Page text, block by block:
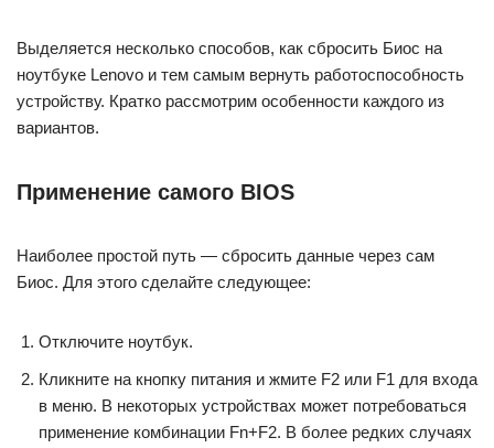
Выделяется несколько способов, как сбросить Биос на
ноутбуке Lenovo и тем самым вернуть работоспособность
устройству. Кратко рассмотрим особенности каждого из
вариантов.
Применение самого BIOS
Наиболее простой путь — сбросить данные через сам
Биос. Для этого сделайте следующее:
Отключите ноутбук.
Кликните на кнопку питания и жмите F2 или F1 для входа
в меню. В некоторых устройствах может потребоваться
применение комбинации Fn+F2. В более редких случаях